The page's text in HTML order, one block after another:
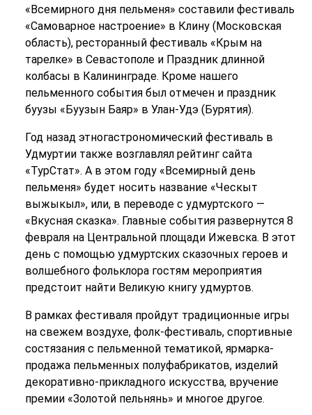
«Всемирного дня пельменя» составили фестиваль
«Самоварное настроение» в Клину (Московская
область), ресторанный фестиваль «Крым на
тарелке» в Севастополе и Праздник длинной
колбасы в Калининграде. Кроме нашего
пельменного события был отмечен и праздник
буузы «Буузын Баяр» в Улан-Удэ (Бурятия).
Год назад этногастрономический фестиваль в
Удмуртии также возглавлял рейтинг сайта
«ТурСтат». А в этом году «Всемирный день
пельменя» будет носить название «Ческыт
выжыкыл», или, в переводе с удмуртского —
«Вкусная сказка». Главные события развернутся 8
февраля на Центральной площади Ижевска. В этот
день с помощью удмуртских сказочных героев и
волшебного фольклора гостям мероприятия
предстоит найти Великую книгу удмуртов.
В рамках фестиваля пройдут традиционные игры
на свежем воздухе, фолк-фестиваль, спортивные
состязания с пельменной тематикой, ярмарка-
продажа пельменных полуфабрикатов, изделий
декоративно-прикладного искусства, вручение
премии «Золотой пельнянь» и многое другое.